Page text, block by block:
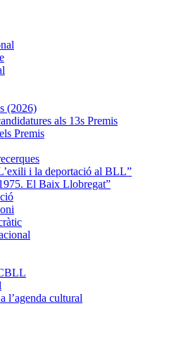
(2026)
als 13s Premis
Premis
i la deportació al BLL”
El Baix Llobregat”
l’agenda cultural